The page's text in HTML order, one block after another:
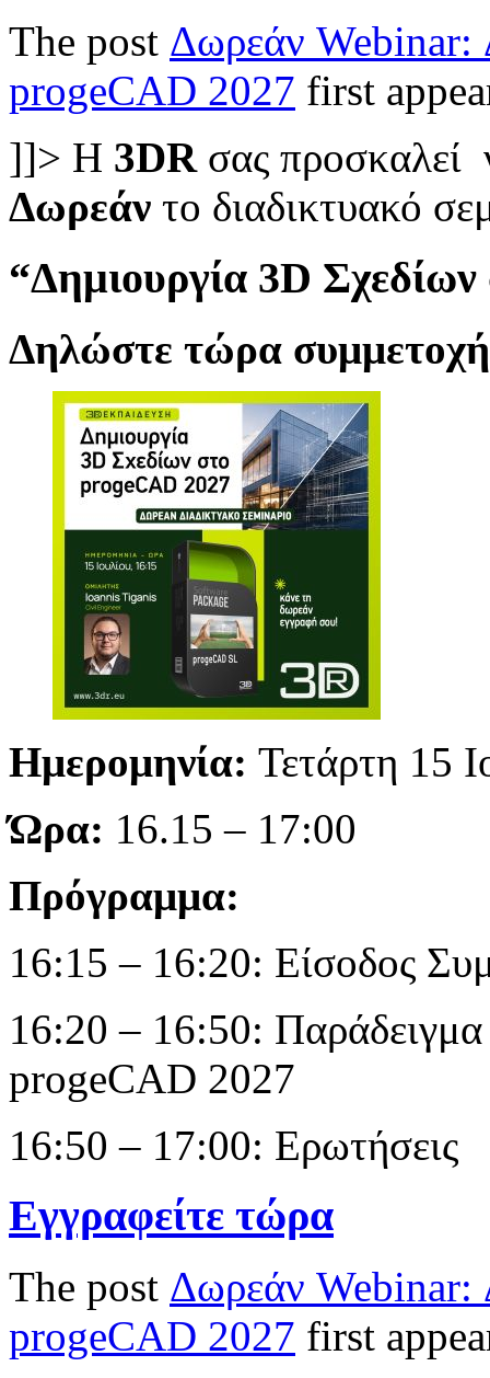
The post Δωρεάν Webinar:
progeCAD 2027 first
]]> Η 3DR σας προσκαλεί
Δωρεάν το διαδικτυακό
“Δημιουργία 3D
Δηλώστε τώρα
Ημερομηνία: Τετάρτη 15
Ώρα: 16.15 – 17:00
Πρόγραμμα:
16:15 – 16:20: Είσοδος
16:20 – 16:50: Παράδειγμα
progeCAD 2027
16:50 – 17:00: Ερωτήσεις
Εγγραφείτε τώρα
The post Δωρεάν Webinar:
progeCAD 2027 first